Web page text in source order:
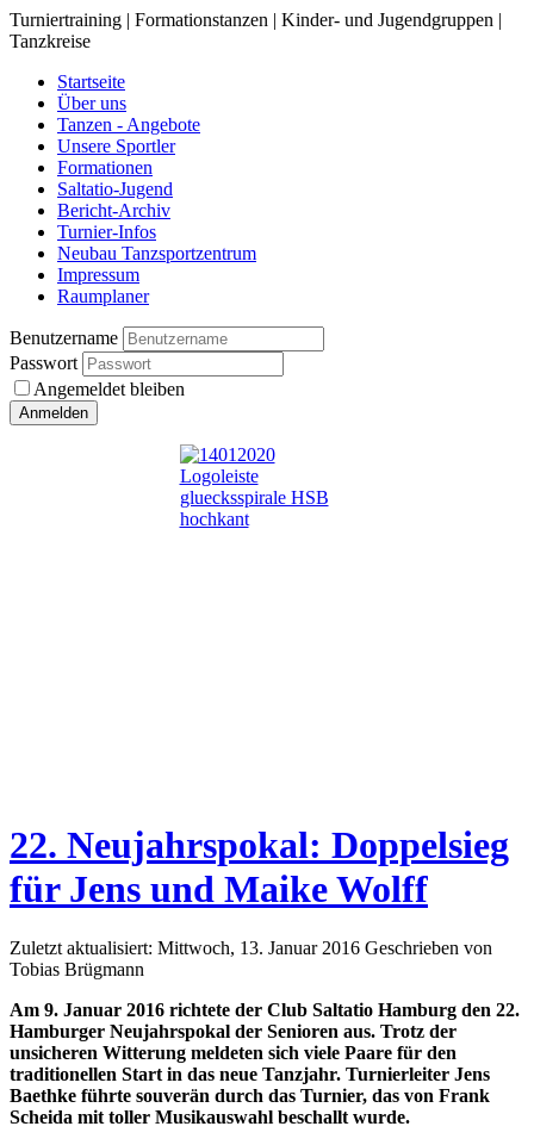
Turniertraining | Formationstanzen | Kinder- und Jugendgruppen |
Tanzkreise
Startseite
Über uns
Tanzen - Angebote
Unsere Sportler
Formationen
Saltatio-Jugend
Bericht-Archiv
Turnier-Infos
Neubau Tanzsportzentrum
Impressum
Raumplaner
Benutzername
Passwort
Angemeldet bleiben
22. Neujahrspokal: Doppelsieg
für Jens und Maike Wolff
Zuletzt aktualisiert: Mittwoch, 13. Januar 2016 Geschrieben von
Tobias Brügmann
Am 9. Januar 2016 richtete der Club Saltatio Hamburg den 22.
Hamburger Neujahrspokal der Senioren aus. Trotz der
unsicheren Witterung meldeten sich viele Paare für den
traditionellen Start in das neue Tanzjahr. Turnierleiter Jens
Baethke führte souverän durch das Turnier, das von Frank
Scheida mit toller Musikauswahl beschallt wurde.